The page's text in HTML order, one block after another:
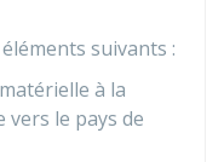
suivants :
à la
le pays de